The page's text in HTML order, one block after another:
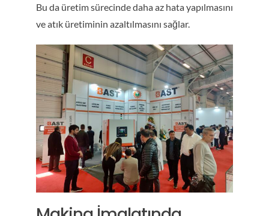
Bu da üretim sürecinde daha az hata yapılmasını
ve atık üretiminin azaltılmasını sağlar.